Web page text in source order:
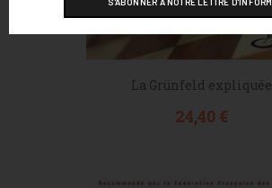
La Grünfeld expliquée
Prix
24,40 €